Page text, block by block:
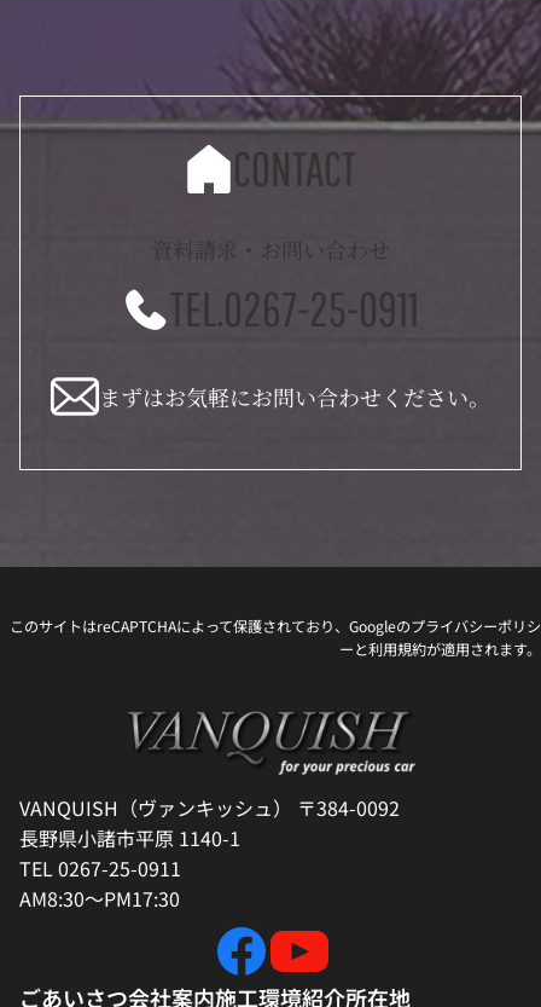
CONTACT
資料請求・お問い合わせ
TEL.0267-25-0911
まずはお気軽にお問い合わせください。
このサイトはreCAPTCHAによって保護されており、Googleのプライバシーポリシ
ーと利用規約が適用されます。
VANQUISH（ヴァンキッシュ） 〒384-0092
長野県小諸市平原 1140-1
TEL 0267-25-0911
AM8:30～PM17:30
ごあいさつ会社案内施工環境紹介所在地